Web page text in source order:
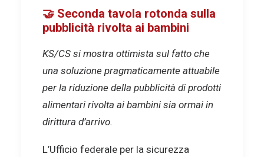
🤝 Seconda tavola rotonda sulla
pubblicità rivolta ai bambini
KS/CS si mostra ottimista sul fatto che
una soluzione pragmaticamente attuabile
per la riduzione della pubblicità di prodotti
alimentari rivolta ai bambini sia ormai in
dirittura d’arrivo.
L’Ufficio federale per la sicurezza